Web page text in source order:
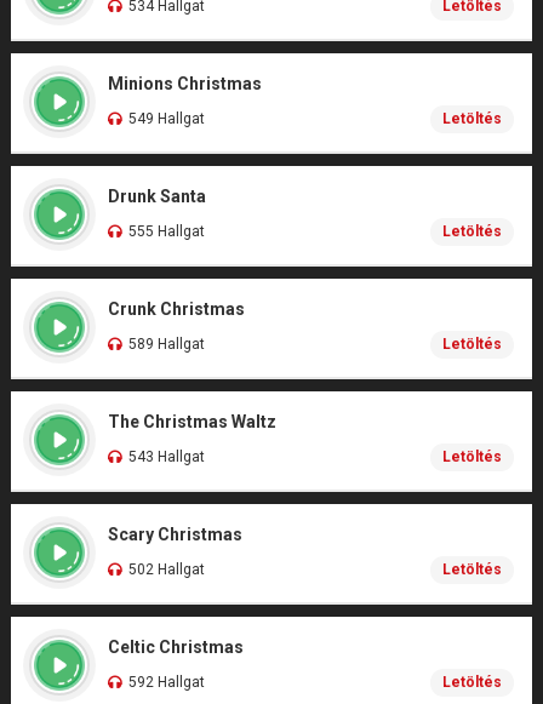
534 Hallgat Letöltés
Minions Christmas
549 Hallgat Letöltés
Drunk Santa
555 Hallgat Letöltés
Crunk Christmas
589 Hallgat Letöltés
The Christmas Waltz
543 Hallgat Letöltés
Scary Christmas
502 Hallgat Letöltés
Celtic Christmas
592 Hallgat Letöltés